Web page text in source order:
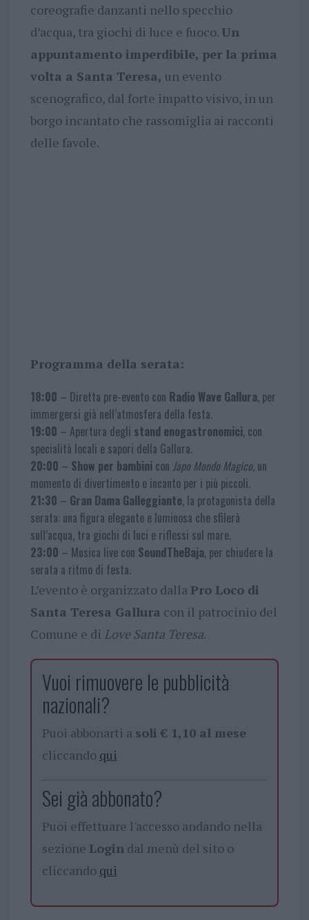
coreografie danzanti nello specchio
d’acqua, tra giochi di luce e fuoco. Un
appuntamento imperdibile, per la prima
volta a Santa Teresa, un evento
scenografico, dal forte impatto visivo, in un
borgo incantato che rassomiglia ai racconti
delle favole.
Programma della serata:
18:00 – Diretta pre-evento con Radio Wave Gallura, per
immergersi già nell’atmosfera della festa.
19:00 – Apertura degli stand enogastronomici, con
specialità locali e sapori della Gallura.
20:00 – Show per bambini con Japo Mondo Magico, un
momento di divertimento e incanto per i più piccoli.
21:30 – Gran Dama Galleggiante, la protagonista della
serata: una figura elegante e luminosa che sfilerà
sull’acqua, tra giochi di luci e riflessi sul mare.
23:00 – Musica live con SoundTheBaja, per chiudere la
serata a ritmo di festa.
L’evento è organizzato dalla Pro Loco di
Santa Teresa Gallura con il patrocinio del
Comune e di Love Santa Teresa.
Vuoi rimuovere le pubblicità
nazionali?
Puoi abbonarti a soli € 1,10 al mese
cliccando qui
Sei già abbonato?
Puoi effettuare l'accesso andando nella
sezione Logindal menù del sito o
cliccando qui